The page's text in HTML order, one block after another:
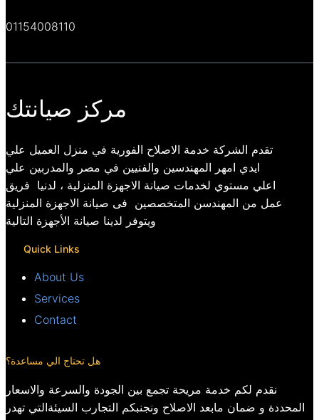
01154008110
مركز صيانتك
تقدم الشركة خدمة الاصلاح الفورية في منزل العميل علي
ايدي امهر المهندسين والفنيين في مصر والمدربين علي
اعلي مستوي لخدمات صيانة الاجهزة المنزلية ، لدنيا فريق
عمل من المهندسن المتخصصين فى صيانة الاجهزة المنزلية
ويتوفر لدينا صيانة الأجهزة التالية
Quick Links
About Us
Services
Contact
هل تحتاج الي مساعدة؟
نقدم لكم خدمة مريحة تجمع بين الجودة والسرعة والاسعار
المحددة و ضمان مابعد الاصلاح ونجنبكم التجارب السيئةالتي تهدر